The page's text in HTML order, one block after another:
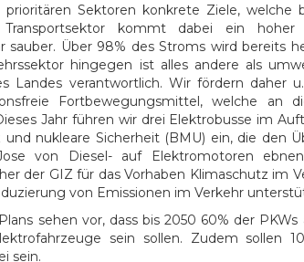
Sektoren konkrete Ziele, welche
Transportsektor kommt dabei ein hoher
sauber. Über 98% des Stroms wird bereits
hingegen ist alles andere als
Landes verantwortlich. Wir fördern daher
Fortbewegungsmittel, welche an
Jahr führen wir drei Elektrobusse im
nukleare Sicherheit (BMU) ein, die den
von Diesel- auf Elektromotoren
der GIZ für das Vorhaben Klimaschutz im
von Emissionen im Verkehr
sehen vor, dass bis 2050 60% der
sein sollen. Zudem sollen
sein.